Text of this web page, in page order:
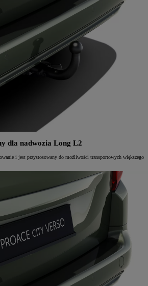
dla nadwozia Long L2
i jest przystosowany do możliwości transportowych większego